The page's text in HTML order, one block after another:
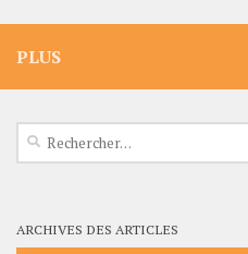
PLUS
Rechercher :
ARCHIVES DES ARTICLES